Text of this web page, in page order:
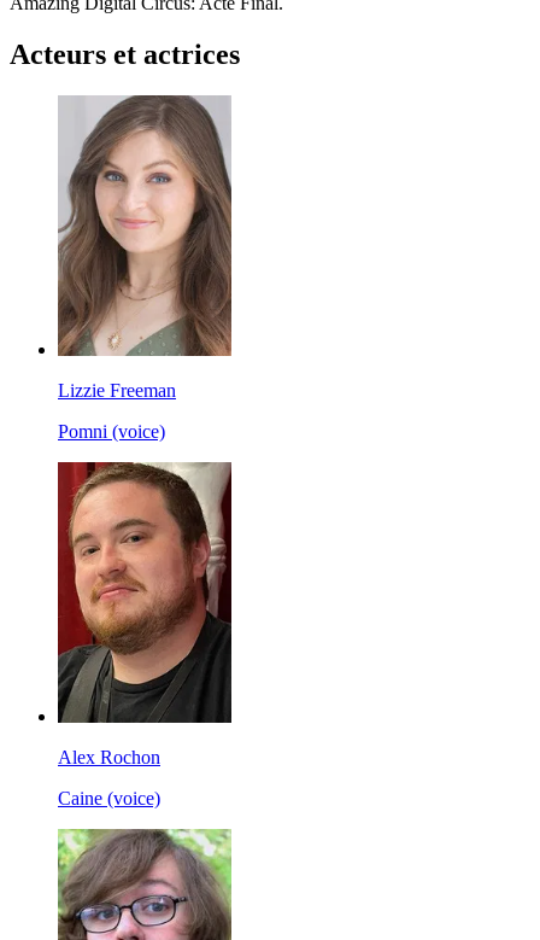
Acteurs et actrices
Lizzie Freeman
Pomni (voice)
Alex Rochon
Caine (voice)